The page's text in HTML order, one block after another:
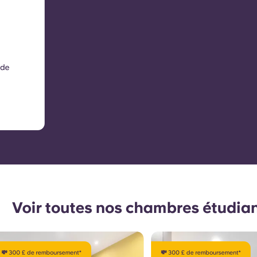
Voir toutes nos chambres
💸 300 £ de remboursement* 💸 300 £ de remboursement*